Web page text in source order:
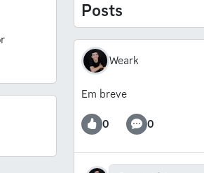
Posts
Weark
Em breve
0 0